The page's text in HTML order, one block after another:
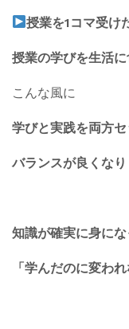
授業を1コマ受け
授業の学びを生活
こんな風に
学びと実践を両方
バランスが良くなり
知識が確実に身に
「学んだのに変わ